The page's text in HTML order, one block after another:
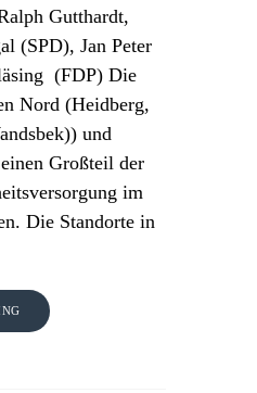
Gutthardt,
(SPD), Jan Peter
(FDP) Die
Nord (Heidberg,
und
Großteil der
im
Die Standorte in